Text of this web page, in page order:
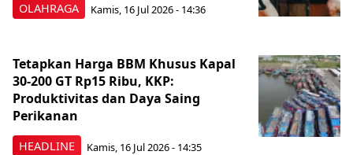
OLAHRAGA Kamis, 16 Jul 2026 - 14:36
HEADLINE
Tetapkan Harga BBM Khusus Kapal
30-200 GT Rp15 Ribu, KKP:
Produktivitas dan Daya Saing
Perikanan
Kamis, 16 Jul 2026 - 14:35